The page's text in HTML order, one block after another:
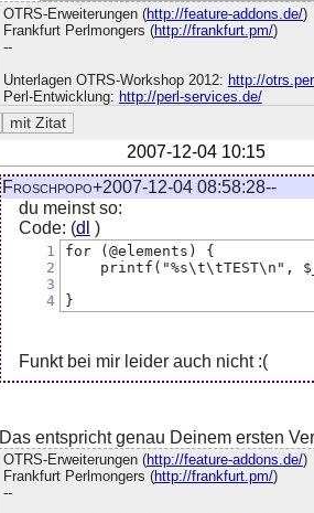
OTRS-Erweiterungen (http://feature-addons.de/)
Frankfurt Perlmongers (http://frankfurt.pm/)
--
Unterlagen OTRS-Workshop 2012: http://
Perl-Entwicklung: http://perl-services.de/
2007-12-04 10:15
Froschpopo+2007-12-04 08:58:28--
du meinst so:
Code: (dl )
1
2
3
4
for (@elements) {
printf("%s\t\tTEST\n",
}
Funkt bei mir leider auch nicht :(
Das entspricht genau Deinem ersten
OTRS-Erweiterungen (http://feature-addons.de/)
Frankfurt Perlmongers (http://frankfurt.pm/)
--